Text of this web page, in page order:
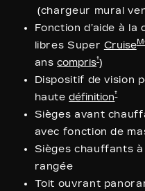
(chargeur mural
Fonction d’aide à la
libres Super Cruise
anscompris†)
Dispositif de vision
hautedéfinition†
Sièges avant
avec fonction de
Sièges chauffants à
rangée
Toit ouvrant